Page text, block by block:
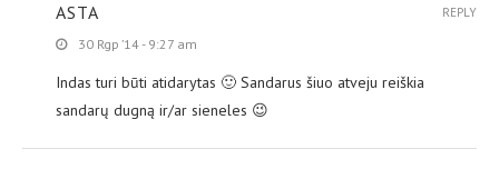
ASTA
30 Rgp ’14 - 9:27 am
Indas turi būti atidarytas 🙂 Sandarus šiuo atveju reiškia
sandarų dugną ir/ar sieneles 😉
REPLY